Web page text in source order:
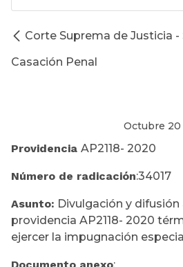
Corte Suprema de Justicia -
Casación Penal
Octubre 20 de
Providencia AP2118- 2020
Número de radicación:34017
Asunto: Divulgación y
providencia AP2118- 2020
ejercer la impugnación